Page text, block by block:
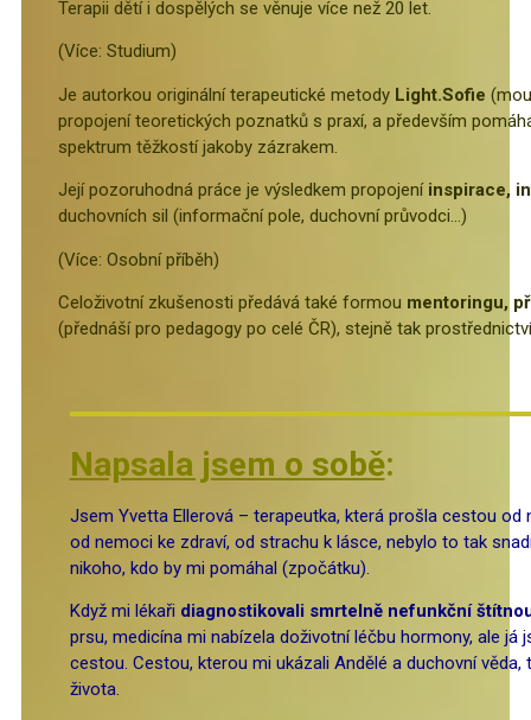
Terapii dětí i dospělých se věnuje více než 20 let.
(Více: Studium)
Je autorkou originální terapeutické metody Light.Sofie
propojení teoretických poznatků s praxí, a především
spektrum těžkostí jakoby zázrakem.
Její pozoruhodná práce je výsledkem propojení inspirace,
duchovních sil (informační pole, duchovní průvodci…)
(Více: Osobní příběh)
Celoživotní zkušenosti předává také formou mentoringu,
(přednáší pro pedagogy po celé ČR), stejně tak
Napsala jsem o sobě:
Jsem Yvetta Ellerová – terapeutka, která prošla cestou od
od nemoci ke zdraví, od strachu k lásce, nebylo to tak
nikoho, kdo by mi pomáhal (zpočátku).
Když mi lékaři diagnostikovali smrtelně nefunkční
prsu, medicína mi nabízela doživotní léčbu hormony, ale já
cestou. Cestou, kterou mi ukázali Andělé a duchovní
života.